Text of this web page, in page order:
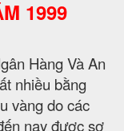
1999
Hàng Và An
nhiều bằng
vàng do các
nay được sơ